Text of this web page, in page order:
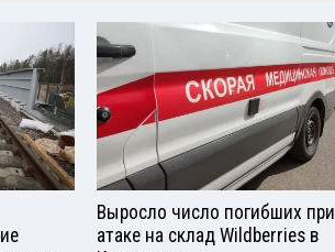
Выросло число погибших при
атаке на склад Wildberries в